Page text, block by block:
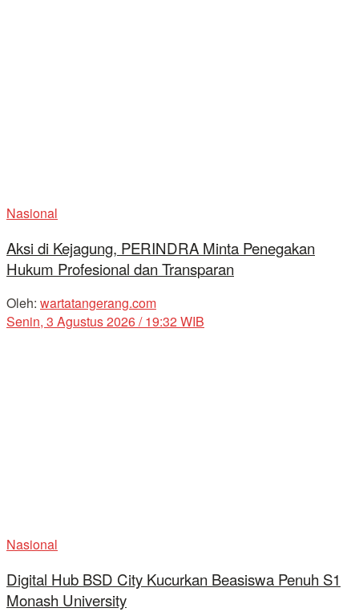
Nasional
Aksi di Kejagung, PERINDRA Minta Penegakan
Hukum Profesional dan Transparan
Oleh: wartatangerang.com
Senin, 3 Agustus 2026 / 19:32 WIB
Nasional
Digital Hub BSD City Kucurkan Beasiswa Penuh S1
Monash University